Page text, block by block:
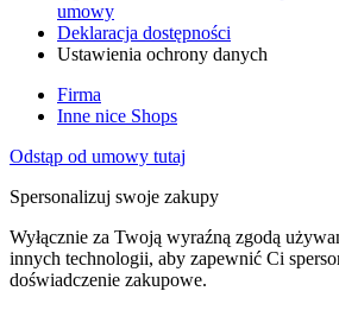
umowy
Deklaracja dostępności
Ustawienia ochrony danych
Firma
Inne nice Shops
Odstąp od umowy tutaj
Spersonalizuj swoje zakupy
Wyłącznie za Twoją wyraźną zgodą
innych technologii, aby zapewnić Ci
doświadczenie zakupowe.